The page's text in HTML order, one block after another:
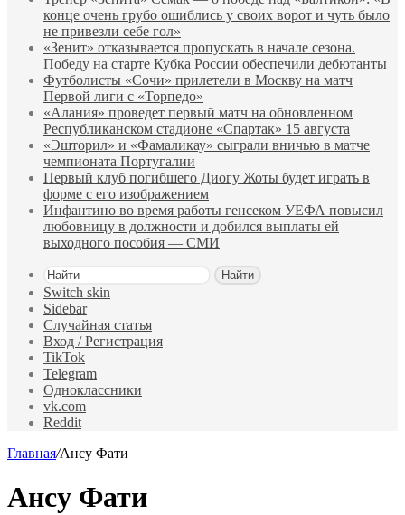
конце очень грубо ошиблись у своих ворот и чуть было
не привезли себе гол»
«Зенит» отказывается пропускать в начале сезона.
Победу на старте Кубка России обеспечили дебютанты
Футболисты «Сочи» прилетели в Москву на матч
Первой лиги с «Торпедо»
«Алания» проведет первый матч на обновленном
Республиканском стадионе «Спартак» 15 августа
«Эшторил» и «Фамаликау» сыграли вничью в матче
чемпионата Португалии
Первый клуб погибшего Диогу Жоты будет играть в
форме с его изображением
Инфантино во время работы генсеком УЕФА повысил
любовницу в должности и добился выплаты ей
выходного пособия — СМИ
Найти
Switch skin
Sidebar
Случайная статья
Вход / Регистрация
TikTok
Telegram
Одноклассники
vk.com
Reddit
Главная/Ансу Фати
Ансу Фати